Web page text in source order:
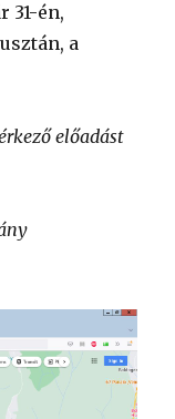
31-én,
a
előadást